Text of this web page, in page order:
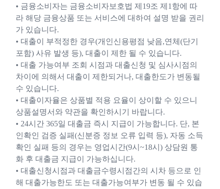
• 금융소비자는 금융소비자보호법 제19조 제1항에 따
라 해당 금융상품 또는 서비스에 대하여 설명 받을 권리
가 있습니다.
• 대출이 부적정한 경우(개인신용평점 낮음,연체(단기
포함) 사유 발생 등), 대출이 제한 될 수 있습니다.
• 대출 가능여부 조회 시점과 대출신청 및 심사시점의
차이에 의해서 대출이 제한되거나, 대출한도가 변동될
수 있습니다.
• 대출이자율은 상품별 적용 요율이 상이할 수 있으니
상품설명서와 약관을 확인하시기 바랍니다.
• 24시간 365일 대출금 즉시 지급이 가능합니다. 단, 본
인확인 검증 실패(신분증 정보 오류 입력 등), 자동 소득
확인 실패 등의 경우는 영업시간(9시~18시) 상담원 통
화 후 대출금 지급이 가능하십니다.
• 대출신청시점과 대출금수령시점간의 시차 등으로 인
해 대출가능한도 또는 대출가능여부가 변동 될 수 있습